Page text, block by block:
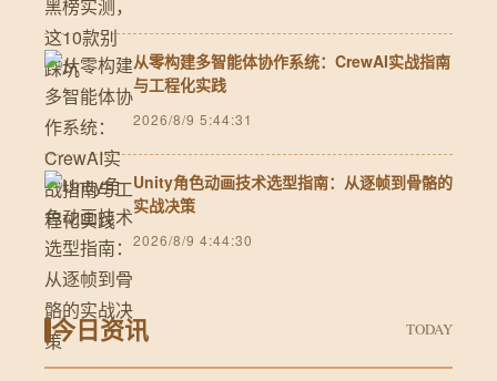
从零构建多智能体协作系统：CrewAI实战指南
与工程化实践
2026/8/9 5:44:31
Unity角色动画技术选型指南：从逐帧到骨骼的
实战决策
2026/8/9 4:44:30
今日资讯 TODAY